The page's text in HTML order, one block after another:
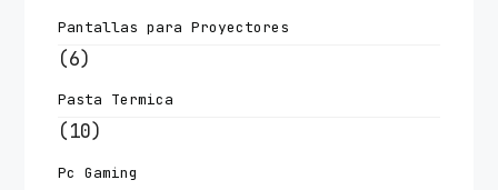
Pantallas para Proyectores
(6)
Pasta Termica
(10)
Pc Gaming